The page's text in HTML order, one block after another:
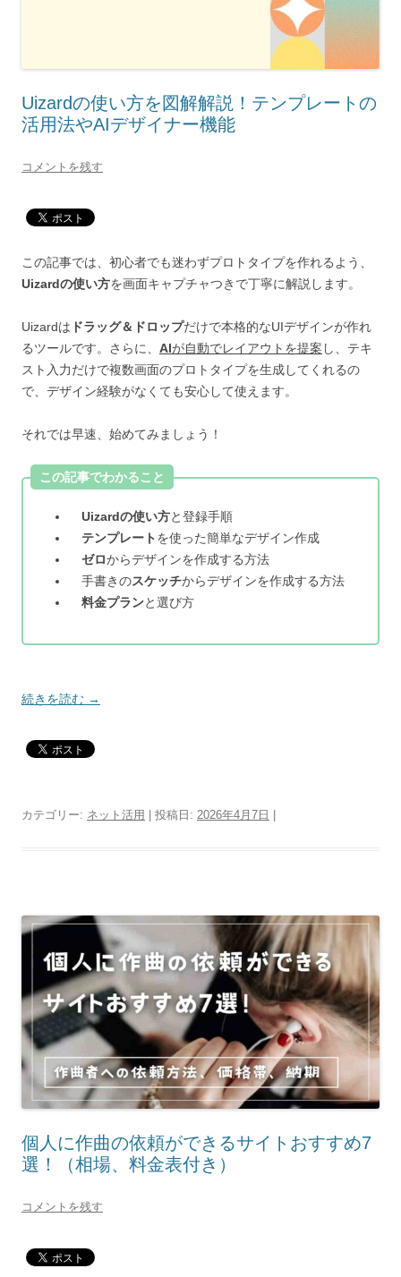
Uizardの使い方を図解解説！テンプレートの
活用法やAIデザイナー機能
コメントを残す
この記事では、初心者でも迷わずプロトタイプを作れるよう、
Uizardの使い方を画面キャプチャつきで丁寧に解説します。
Uizardは ドラッグ＆ドロップだけで本格的なUIデザインが作れ
るツールです。さらに、 AIが自動でレイアウトを提案 し、テキ
スト入力だけで複数画面のプロトタイプを生成してくれるの
で、デザイン経験がなくても安心して使えます。
それでは早速、始めてみましょう！
この記事でわかること
Uizardの使い方と登録手順
テンプレート を使った簡単なデザイン作成
ゼロからデザインを作成する方法
手書きのスケッチからデザインを作成する方法
料金プランと選び方
続きを読む →
カテゴリー: ネット活用 | 投稿日: 2026年4月7日 |
個人に作曲の依頼ができるサイトおすすめ7
選！（相場、料金表付き）
コメントを残す